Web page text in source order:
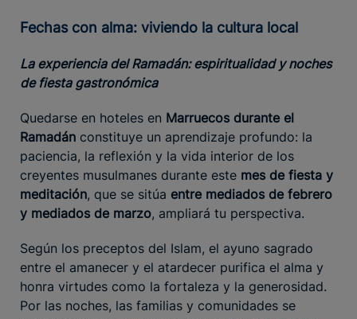
Fechas con alma: viviendo la cultura local
La experiencia del Ramadán: espiritualidad y noches
de fiesta gastronómica
Quedarse en hoteles en Marruecos durante el
Ramadán constituye un aprendizaje profundo: la
paciencia, la reflexión y la vida interior de los
creyentes musulmanes durante este mes de fiesta y
meditación, que se sitúa entre mediados de febrero
y mediados de marzo, ampliará tu perspectiva.
Según los preceptos del Islam, el ayuno sagrado
entre el amanecer y el atardecer purifica el alma y
honra virtudes como la fortaleza y la generosidad.
Por las noches, las familias y comunidades se